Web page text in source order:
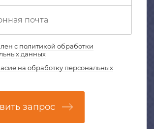
с политикой обработки
данных
на обработку персональных
запрос